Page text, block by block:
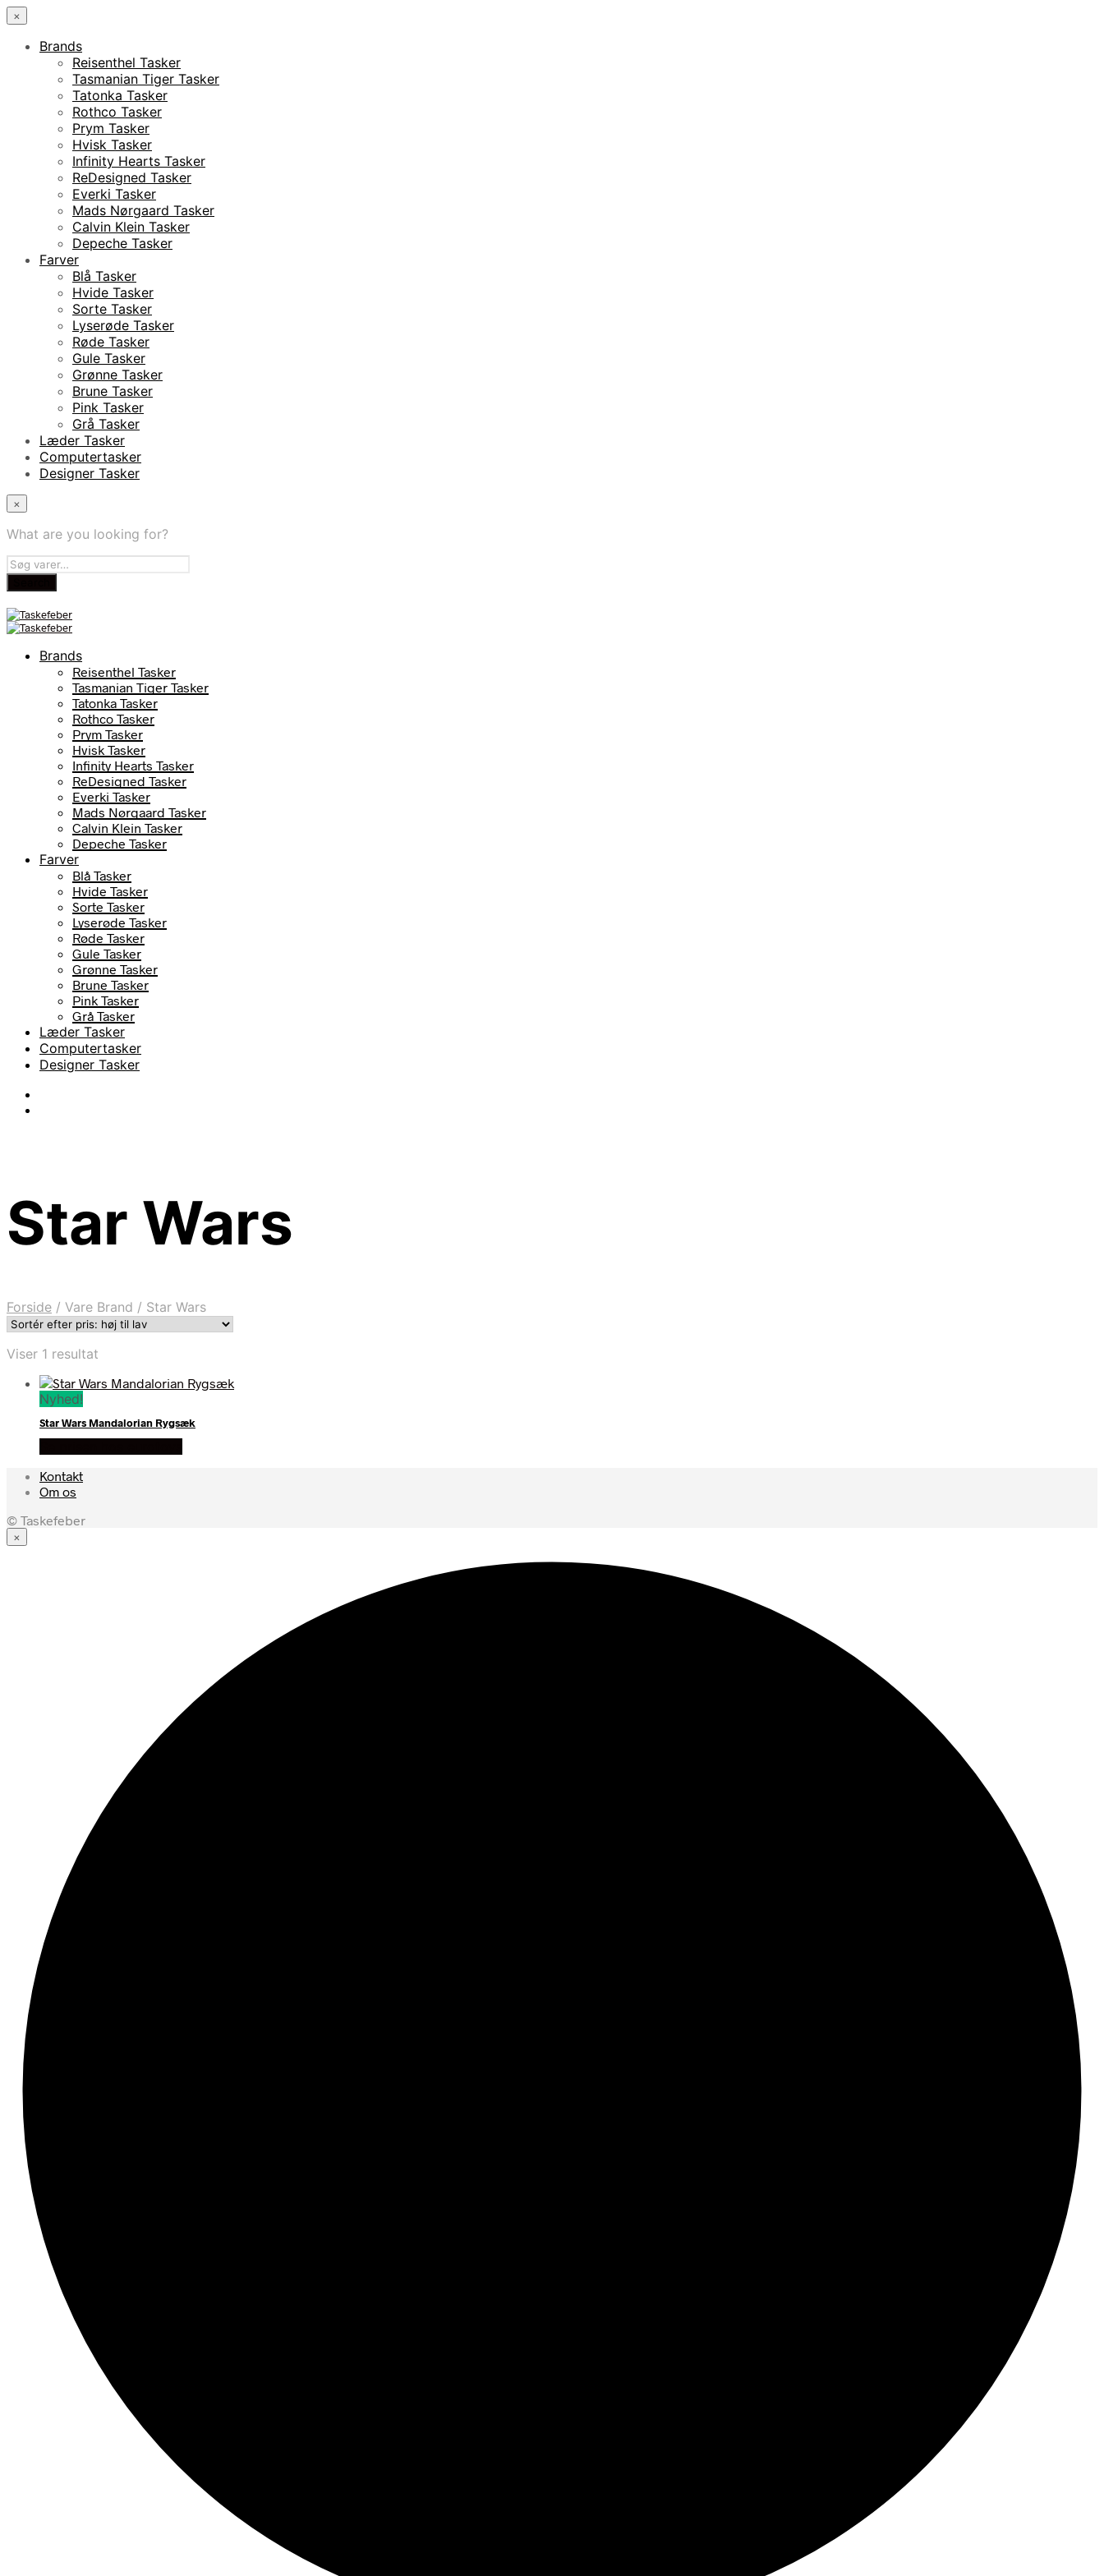
×
Brands
Reisenthel Tasker
Tasmanian Tiger Tasker
Tatonka Tasker
Rothco Tasker
Prym Tasker
Hvisk Tasker
Infinity Hearts Tasker
ReDesigned Tasker
Everki Tasker
Mads Nørgaard Tasker
Calvin Klein Tasker
Depeche Tasker
Farver
Blå Tasker
Hvide Tasker
Sorte Tasker
Lyserøde Tasker
Røde Tasker
Gule Tasker
Grønne Tasker
Brune Tasker
Pink Tasker
Grå Tasker
Læder Tasker
Computertasker
Designer Tasker
×
What are you looking for?
Brands
Reisenthel Tasker
Tasmanian Tiger Tasker
Tatonka Tasker
Rothco Tasker
Prym Tasker
Hvisk Tasker
Infinity Hearts Tasker
ReDesigned Tasker
Everki Tasker
Mads Nørgaard Tasker
Calvin Klein Tasker
Depeche Tasker
Farver
Blå Tasker
Hvide Tasker
Sorte Tasker
Lyserøde Tasker
Røde Tasker
Gule Tasker
Grønne Tasker
Brune Tasker
Pink Tasker
Grå Tasker
Læder Tasker
Computertasker
Designer Tasker
Star Wars
Forside / Vare Brand / Star Wars
Viser 1 resultat
Nyhed!
Star Wars Mandalorian Rygsæk
Kontakt
Om os
© Taskefeber
×